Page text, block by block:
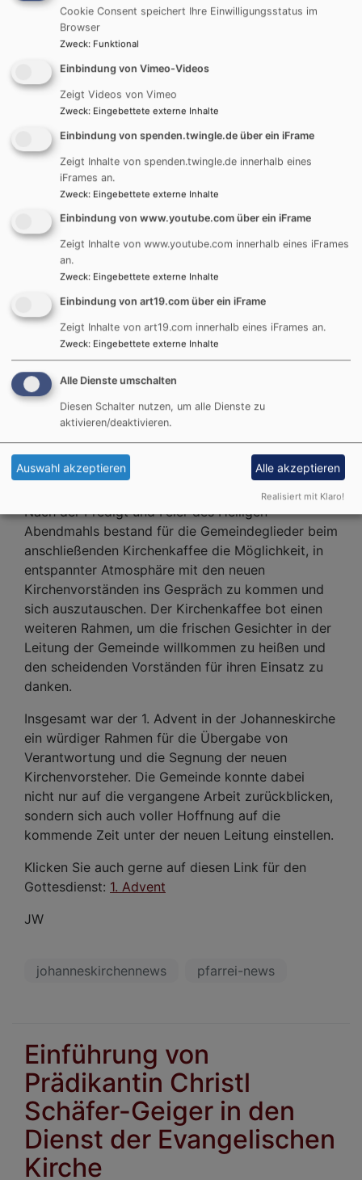
Hersbruck ein feierlicher Gottesdienst statt, bei
dem die scheidenden Kirchenvorsteher
ihr Amt eingeführt und gesegnet wurden. Der
Gottesdienst war gut besucht, und die festliche
Stimmung wurde durch den klangvollen Beitrag
des Posaunenchores unter der Leitung von G. Kurz
sowie durch K. Dinkelmeyer an der Orgel
untermalt.
mit herzlichen Worten und dankte den
scheidenden Kirchenvorstehern für ihr engagiertes
und treues Wirken in den vergangenen Jahren. Er
würdigte ihre Arbeit und überreichte als Zeichen
der Dankbarkeit kleine Geschenke. In
eindringlichen Worten betonte er die Bedeutung
der Kirchenvorsteher für die Gemeinde der
Johanneskirche und die Kirche als Ganzes. Im
Anschluss wurden die zwölf neuen
Kirchenvorstände eingesegnet mit einer kurzen
Lesung aus dem 4. Kapitel im ersten Petrusbrief
und 4. Kapitel des Epheserbriefes. Abschließend
erbat Pfarrer Kleinlein Gottes Hilfe, Wegweisung
und Bewahrung für ihren bevorstehenden Dienst.
Nach der Predigt und Feier des Heiligen
Abendmahls bestand für die Gemeindeglieder beim
anschließenden Kirchenkaffee die Möglichkeit, in
entspannter Atmosphäre mit den neuen
Kirchenvorständen ins Gespräch zu kommen und
sich auszutauschen. Der Kirchenkaffee bot einen
weiteren Rahmen, um die frischen Gesichter in der
Leitung der Gemeinde willkommen zu heißen und
den scheidenden Vorständen für ihren Einsatz zu
danken.
Insgesamt war der 1. Advent in der Johanneskirche
ein würdiger Rahmen für die Übergabe von
Verantwortung und die Segnung der neuen
Kirchenvorsteher. Die Gemeinde konnte dabei
nicht nur auf die vergangene Arbeit zurückblicken,
sondern sich auch voller Hoffnung auf die
kommende Zeit unter der neuen Leitung einstellen.
Klicken Sie auch gerne auf diesen Link für den
Gottesdienst: 1. Advent
JW
johanneskirchennews pfarrei-news
Einführung von
Prädikantin Christl
Schäfer-Geiger in den
Dienst der Evangelischen
Kirche
Cookie Consent speichert Ihre Einwilligungsstatus im
Browser
Zweck: Funktional
Einbindung von Vimeo-Videos
Zeigt Videos von Vimeo
Zweck: Eingebettete externe Inhalte
Einbindung von spenden.twingle.de über ein iFrame
Zeigt Inhalte von spenden.twingle.de innerhalb eines
iFrames an.
Zweck: Eingebettete externe Inhalte
Einbindung von www.youtube.com über ein iFrame
Zeigt Inhalte von www.youtube.com innerhalb eines iFrames
an.
Zweck: Eingebettete externe Inhalte
Einbindung von art19.com über ein iFrame
Zeigt Inhalte von art19.com innerhalb eines iFrames an.
Zweck: Eingebettete externe Inhalte
Alle Dienste umschalten
Diesen Schalter nutzen, um alle Dienste zu
aktivieren/deaktivieren.
Auswahl akzeptieren Alle akzeptieren
Realisiert mit Klaro!